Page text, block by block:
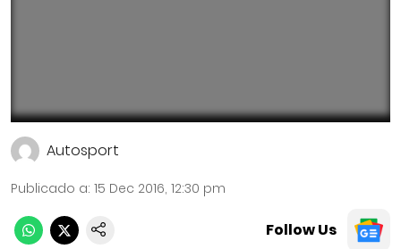
Autosport
Publicado a: 15 Dec 2016, 12:30 pm
Follow Us